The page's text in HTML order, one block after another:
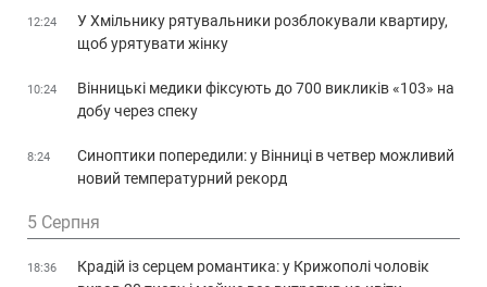
12:24
У Хмільнику рятувальники розблокували квартиру,
щоб урятувати жінку
10:24
Вінницькі медики фіксують до 700 викликів «103» на
добу через спеку
8:24
Синоптики попередили: у Вінниці в четвер можливий
новий температурний рекорд
5 Серпня
18:36
Крадій із серцем романтика: у Крижополі чоловік